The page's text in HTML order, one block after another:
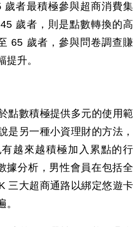
歲者最積極參與超商消費集
歲者，則是點數轉換的高
65 歲者，參與問卷調查賺
提升。
點數積極提供多元的使用範
是另一種小資理財的方法，
越來越積極加入累點的行
據分析，男性會員在包括全
三大超商通路以綁定悠遊卡